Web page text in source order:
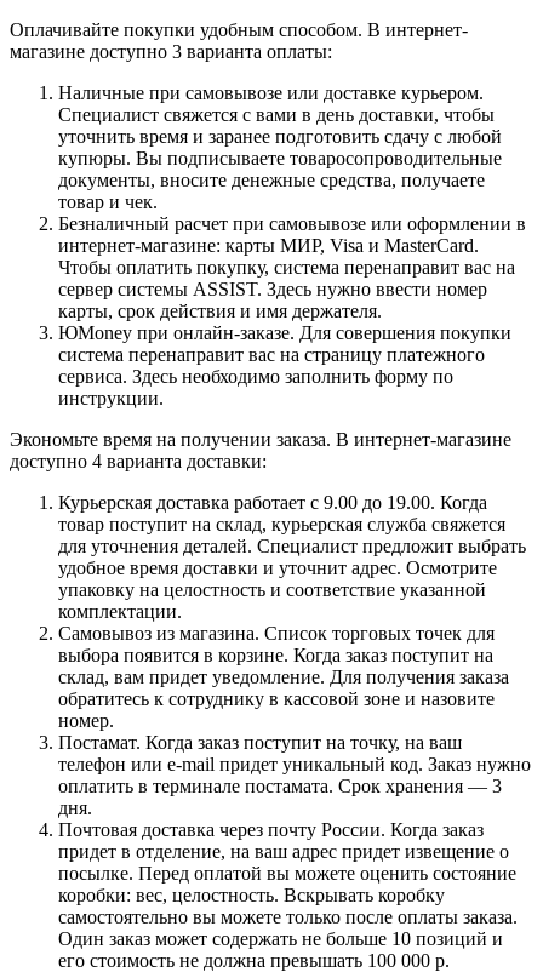
Оплачивайте покупки удобным способом. В интернет-
магазине доступно 3 варианта оплаты:
Наличные при самовывозе или доставке курьером.
Специалист свяжется с вами в день доставки, чтобы
уточнить время и заранее подготовить сдачу с любой
купюры. Вы подписываете товаросопроводительные
документы, вносите денежные средства, получаете
товар и чек.
Безналичный расчет при самовывозе или оформлении в
интернет-магазине: карты МИР, Visa и MasterCard.
Чтобы оплатить покупку, система перенаправит вас на
сервер системы ASSIST. Здесь нужно ввести номер
карты, срок действия и имя держателя.
ЮMoney при онлайн-заказе. Для совершения покупки
система перенаправит вас на страницу платежного
сервиса. Здесь необходимо заполнить форму по
инструкции.
Экономьте время на получении заказа. В интернет-магазине
доступно 4 варианта доставки:
Курьерская доставка работает с 9.00 до 19.00. Когда
товар поступит на склад, курьерская служба свяжется
для уточнения деталей. Специалист предложит выбрать
удобное время доставки и уточнит адрес. Осмотрите
упаковку на целостность и соответствие указанной
комплектации.
Самовывоз из магазина. Список торговых точек для
выбора появится в корзине. Когда заказ поступит на
склад, вам придет уведомление. Для получения заказа
обратитесь к сотруднику в кассовой зоне и назовите
номер.
Постамат. Когда заказ поступит на точку, на ваш
телефон или e-mail придет уникальный код. Заказ нужно
оплатить в терминале постамата. Срок хранения — 3
дня.
Почтовая доставка через почту России. Когда заказ
придет в отделение, на ваш адрес придет извещение о
посылке. Перед оплатой вы можете оценить состояние
коробки: вес, целостность. Вскрывать коробку
самостоятельно вы можете только после оплаты заказа.
Один заказ может содержать не больше 10 позиций и
его стоимость не должна превышать 100 000 р.